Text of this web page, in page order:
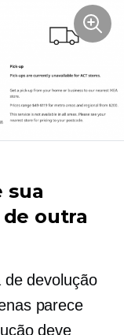
sua
outra
devolução
parece
deve